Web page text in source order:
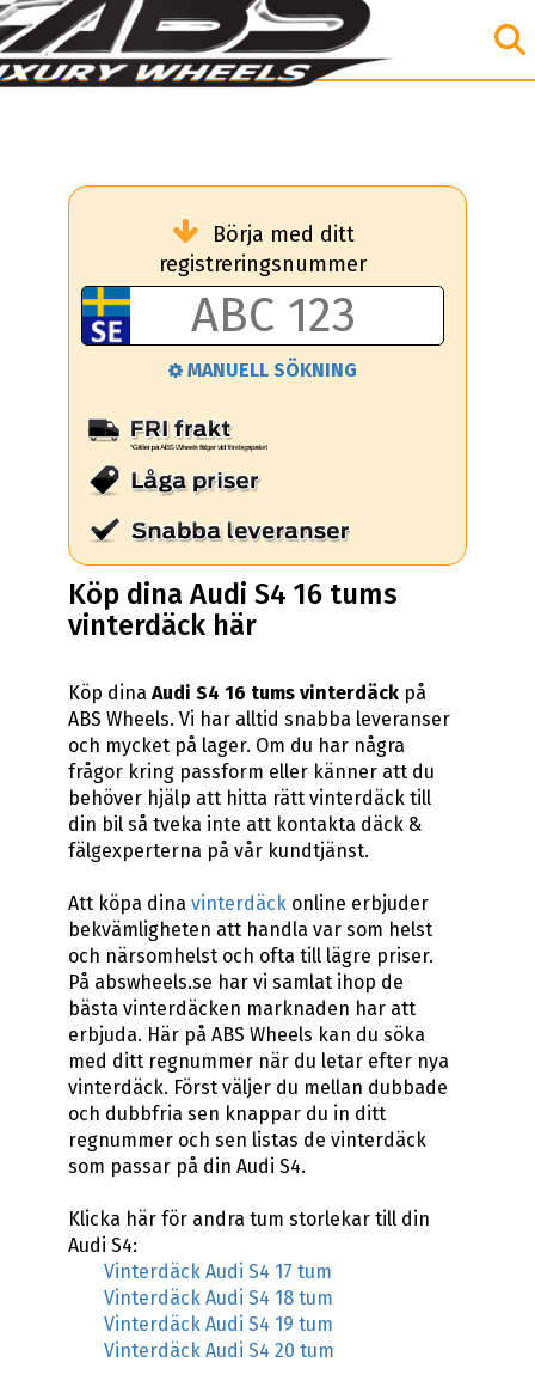
Börja med ditt
registreringsnummer
MANUELL SÖKNING
Köp dina Audi S4 16 tums
vinterdäck här
Köp dinaAudi S4 16 tums vinterdäck på
ABS Wheels. Vi har alltid snabba leveranser
och mycket på lager. Om du har några
frågor kring passform eller känner att du
behöver hjälp att hitta rätt vinterdäck till
din bil så tveka inte att kontakta däck &
fälgexperterna på vår kundtjänst.
Att köpa dinavinterdäck online erbjuder
bekvämligheten att handla var som helst
och närsomhelst och ofta till lägre priser.
På abswheels.se har vi samlat ihop de
bästa vinterdäcken marknaden har att
erbjuda. Här på ABS Wheels kan du söka
med ditt regnummer när du letar efter nya
vinterdäck. Först väljer du mellan dubbade
och dubbfria sen knappar du in ditt
regnummer och sen listas de vinterdäck
som passar på din Audi S4.
Klicka här för andra tum storlekar till din
Audi S4:
Vinterdäck Audi S4 17 tum
Vinterdäck Audi S4 18 tum
Vinterdäck Audi S4 19 tum
Vinterdäck Audi S4 20 tum